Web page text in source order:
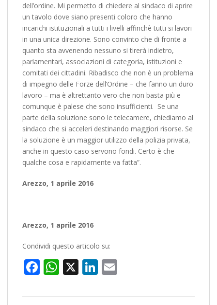
dell’ordine. Mi permetto di chiedere al sindaco di aprire
un tavolo dove siano presenti coloro che hanno
incarichi istituzionali a tutti i livelli affinchè tutti si lavori
in una unica direzione. Sono convinto che di fronte a
quanto sta avvenendo nessuno si tirerà indietro,
parlamentari, associazioni di categoria, istituzioni e
comitati dei cittadini. Ribadisco che non è un problema
di impegno delle Forze dell’Ordine – che fanno un duro
lavoro – ma è altrettanto vero che non basta più e
comunque è palese che sono insufficienti. Se una
parte della soluzione sono le telecamere, chiediamo al
sindaco che si acceleri destinando maggiori risorse. Se
la soluzione è un maggior utilizzo della polizia privata,
anche in questo caso servono fondi. Certo è che
qualche cosa e rapidamente va fatta”.
Arezzo, 1 aprile 2016
Arezzo, 1 aprile 2016
Condividi questo articolo su:
Facebook
WhatsApp
X LinkedIn